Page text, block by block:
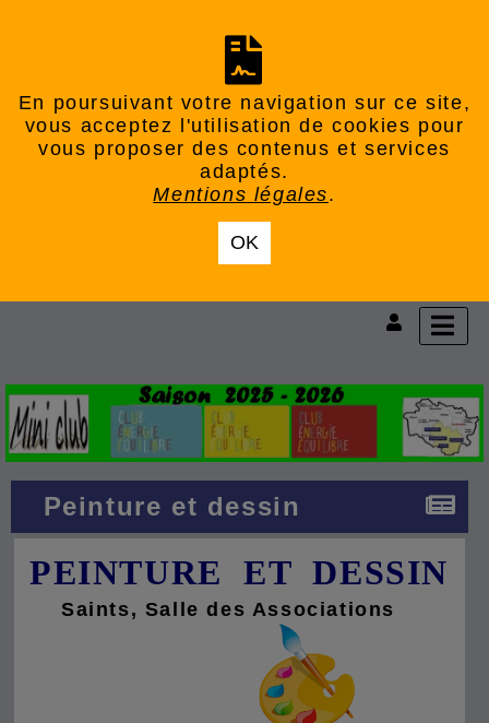
En poursuivant votre navigation sur ce site,
vous acceptez l'utilisation de cookies pour
vous proposer des contenus et services
adaptés.
Mentions légales.
OK
Peinture et dessin
PEINTURE ET DESSIN
Saints, Salle des Associations